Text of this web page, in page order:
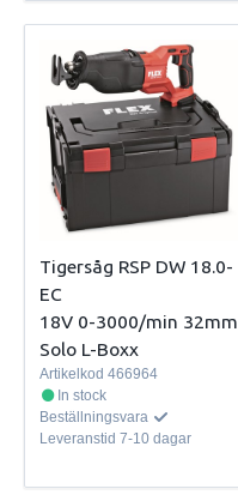
Tigersåg RSP DW 18.0-
EC
18V 0-3000/min 32mm
Solo L-Boxx
Artikelkod 466964
In stock
Beställningsvara
Leveranstid 7-10 dagar